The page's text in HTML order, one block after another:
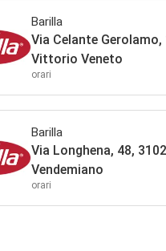
Barilla
Via Celante Gerolamo,
Vittorio Veneto
orari
Barilla
Via Longhena, 48,
Vendemiano
orari